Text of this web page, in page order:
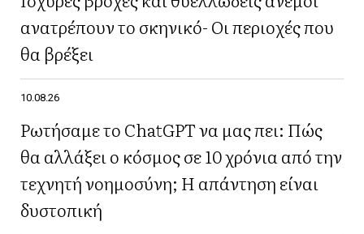
ανατρέπουν το σκηνικό- Οι περιοχές που
θα βρέξει
10.08.26
Ρωτήσαμε το ChatGPT να μας πει: Πώς
θα αλλάξει ο κόσμος σε 10 χρόνια από την
τεχνητή νοημοσύνη; Η απάντηση είναι
δυστοπική